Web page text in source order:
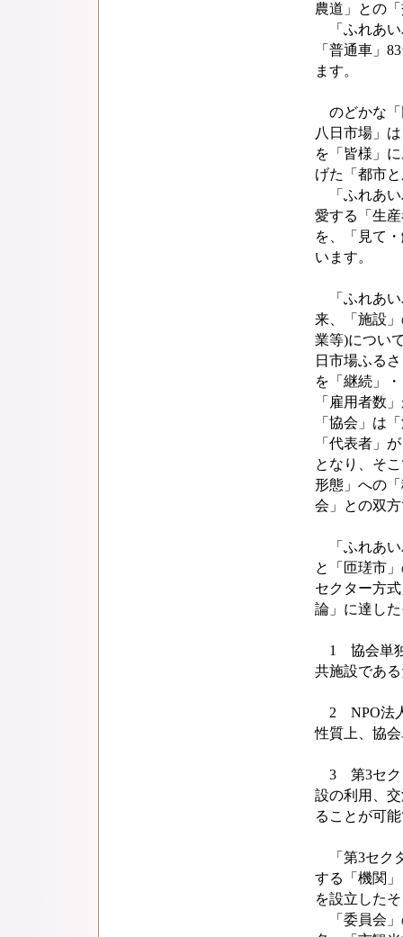
農道」との
「ふれあい
「普通車」
ます。
のどかな「
八日市場」
を「皆様」
げた「都市
「ふれあい
愛する「生
を、「見て
います。
「ふれあい
来、「施設
業等)につい
日市場ふる
を「継続」
「雇用者数
「協会」は
「代表者」
となり、そ
形態」への
会」との双
「ふれあい
と「匝瑳市
セクター方
論」に達し
1 協会単独
共施設であ
2 NPO法人
性質上、協
3 第3セク
設の利用、
ることが可
「第3セク
する「機関
を設立した
「委員会」